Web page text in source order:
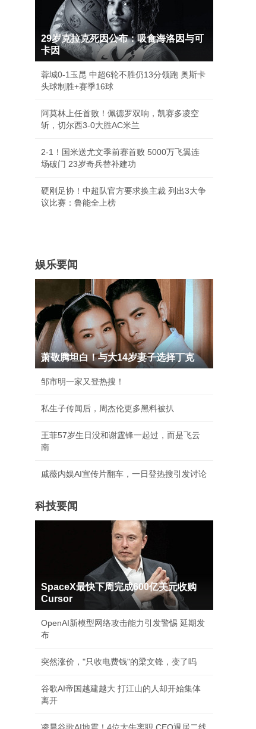
29岁克拉克死因公布：吸食海洛因与可
卡因
蓉城0-1玉昆 中超6轮不胜仍13分领跑 奥斯卡
头球制胜+赛季16球
阿莫林上任首败！佩德罗双响，凯赛多凌空
斩，切尔西3-0大胜AC米兰
2-1！国米送尤文季前赛首败 5000万飞翼连
场破门 23岁奇兵替补建功
硬刚足协！中超队官方要求换主裁 列出3大争
议比赛：鲁能全上榜
娱乐要闻
萧敬腾坦白！与大14岁妻子选择丁克
邹市明一家又登热搜！
私生子传闻后，周杰伦更多黑料被扒
王菲57岁生日没和谢霆锋一起过，而是飞云
南
戚薇内娱AI宣传片翻车，一日登热搜引发讨论
科技要闻
SpaceX最快下周完成600亿美元收购
Cursor
OpenAI新模型网络攻击能力引发警惕 延期发
布
突然涨价，"只收电费钱"的梁文锋，变了吗
谷歌AI帝国越建越大 打江山的人却开始集体
离开